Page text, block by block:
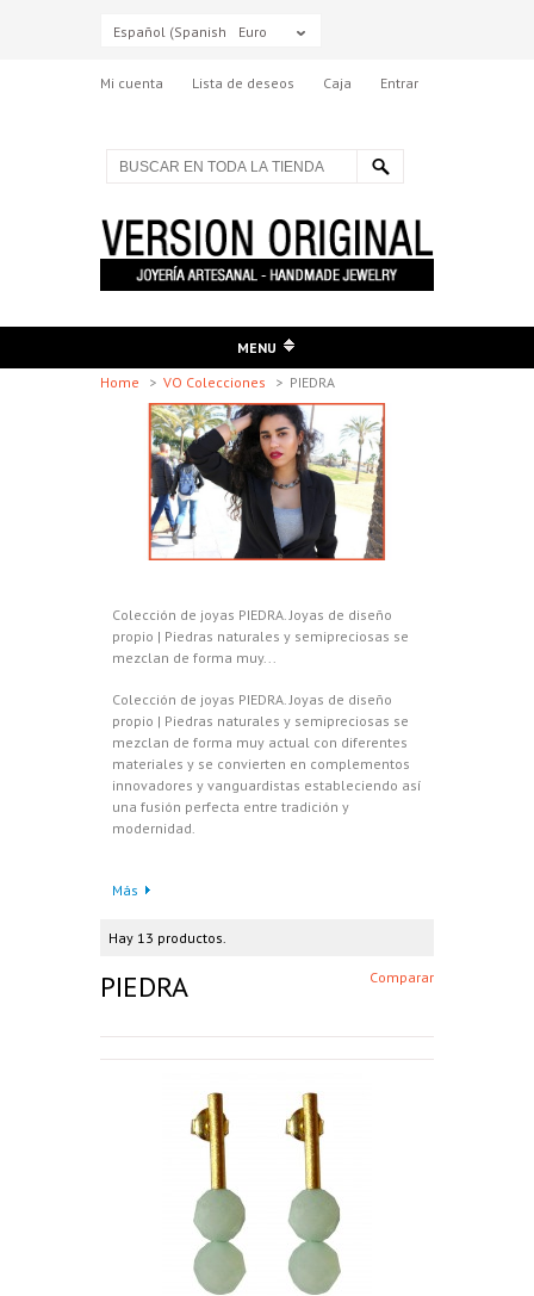
Español (Spanish) Euro
Mi cuenta Lista de deseos Caja Entrar
MENU
Home
> VO Colecciones > PIEDRA
Colección de joyas PIEDRA. Joyas de diseño
propio | Piedras naturales y semipreciosas se
mezclan de forma muy...
Colección de joyas PIEDRA. Joyas de diseño
propio | Piedras naturales y semipreciosas se
mezclan de forma muy actual con diferentes
materiales y se convierten en complementos
innovadores y vanguardistas estableciendo así
una fusión perfecta entre tradición y
modernidad.
Más
Hay 13 productos.
Comparar
PIEDRA